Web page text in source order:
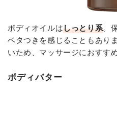
ボディオイルはしっとり系。
ベタつきを感じることもあり
いため、マッサージにおすすめ
ボディバター